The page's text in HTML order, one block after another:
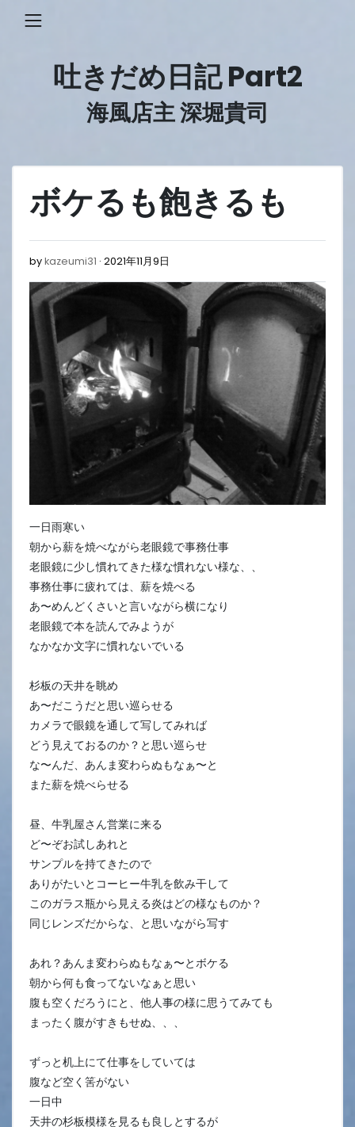
吐きだめ日記 Part2
海風店主 深堀貴司
ボケるも飽きるも
bykazeumi31 2021年11月9日
11
月
一日雨寒い
朝から薪を焼べながら老眼鏡で事務仕事
老眼鏡に少し慣れてきた様な慣れない様な、、
事務仕事に疲れては、薪を焼べる
あ〜めんどくさいと言いながら横になり
老眼鏡で本を読んでみようが
なかなか文字に慣れないでいる
杉板の天井を眺め
あ〜だこうだと思い巡らせる
カメラで眼鏡を通して写してみれば
どう見えておるのか？と思い巡らせ
な〜んだ、あんま変わらぬもなぁ〜と
また薪を焼べらせる
昼、牛乳屋さん営業に来る
ど〜ぞお試しあれと
サンプルを持てきたので
ありがたいとコーヒー牛乳を飲み干して
このガラス瓶から見える炎はどの様なものか？
同じレンズだからな、と思いながら写す
あれ？あんま変わらぬもなぁ〜とボケる
朝から何も食ってないなぁと思い
腹も空くだろうにと、他人事の様に思うてみても
まったく腹がすきもせぬ、、、
ずっと机上にて仕事をしていては
腹など空く筈がない
一日中
天井の杉板模様を見るも良しとするが